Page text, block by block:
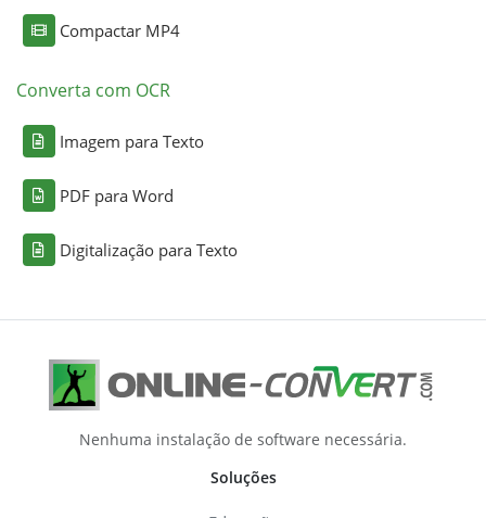
Compactar MP4
Converta com OCR
Imagem para Texto
PDF para Word
Digitalização para Texto
Nenhuma instalação de software necessária.
Soluções